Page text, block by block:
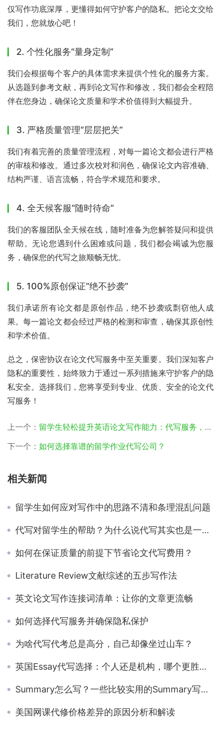
仅写作功底深厚，更懂得如何守护客户的隐私。把论文交给
我们，您就放心吧！
2. 个性化服务“量身定制”
我们会根据每个客户的具体需求来提供个性化的服务方案。
从选题到参考文献，再到论文写作和修改，我们都会全程陪
伴在您身边，确保论文质量和学术价值得到大幅提升。
3. 严格质量管理“层层把关”
我们有着完善的质量管理流程，对每一篇论文都会进行严格
的审核和修改。通过多次校对和润色，确保论文内容准确、
结构严谨、语言流畅，符合学术规范和要求。
4. 全天候客服“随时待命”
我们的客服团队全天候在线，随时准备为您解答疑问和提供
帮助。无论您遇到什么困难或问题，我们都会竭诚为您服
务，确保您的代写之旅顺畅无忧。
5. 100%原创保证“绝不抄袭”
我们承诺所有论文都是原创作品，绝不抄袭或剽窃他人成
果。每一篇论文都会经过严格的检测和审查，确保其原创性
和学术价值。
总之，保密协议在论文代写服务中至关重要。我们深知客户
隐私的重要性，始终致力于通过一系列措施来守护客户的隐
私安全。选择我们，您将享受到专业、优质、安全的论文代
写服务！
上一个： 留学生轻松提升英语论文写作能力：代写服务，你的写作小助手
下一个： 如何选择靠谱的留学作业代写公司？
相关新闻
留学生如何应对写作中的思路不清和条理混乱问题
代写对留学生的帮助？为什么说代写其实也是一种学术辅导呢？
如何在保证质量的前提下节省论文代写费用？
Literature Review文献综述的五步写作法
英文论文写作连接词清单：让你的文章更流畅
如何选择代写服务并确保隐私保护
为啥代写代考总是高分，自己却像坐过山车？
英国Essay代写选择：个人还是机构，哪个更胜一筹？
Summary怎么写？一些比较实用的Summary写作技巧分享
美国网课代修价格差异的原因分析和解读